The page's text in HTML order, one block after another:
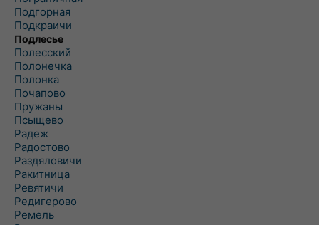
Подгорная
Подкраичи
Подлесье
Полесский
Полонечка
Полонка
Почапово
Пружаны
Псыщево
Радеж
Радостово
Раздяловичи
Ракитница
Ревятичи
Редигерово
Ремель